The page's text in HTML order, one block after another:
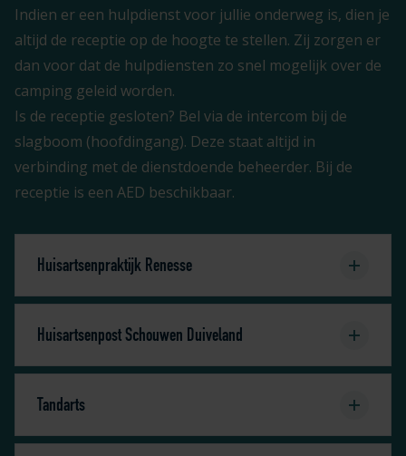
Indien er een hulpdienst voor jullie onderweg is, dien je
altijd de receptie op de hoogte te stellen. Zij zorgen er
dan voor dat de hulpdiensten zo snel mogelijk over de
camping geleid worden.
Is de receptie gesloten? Bel via de intercom bij de
slagboom (hoofdingang). Deze staat altijd in
verbinding met de dienstdoende beheerder. Bij de
receptie is een AED beschikbaar.
Huisartsenpraktijk Renesse
Huisartsenpost Schouwen Duiveland
Tandarts